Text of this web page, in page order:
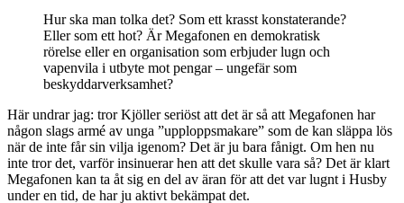
Hur ska man tolka det? Som ett krasst konstaterande?
Eller som ett hot? Är Megafonen en demokratisk
rörelse eller en organisation som erbjuder lugn och
vapenvila i utbyte mot pengar – ungefär som
beskyddarverksamhet?
Här undrar jag: tror Kjöller seriöst att det är så att Megafonen har
någon slags armé av unga ”upploppsmakare” som de kan släppa lös
när de inte får sin vilja igenom? Det är ju bara fånigt. Om hen nu
inte tror det, varför insinuerar hen att det skulle vara så? Det är klart
Megafonen kan ta åt sig en del av äran för att det var lugnt i Husby
under en tid, de har ju aktivt bekämpat det.